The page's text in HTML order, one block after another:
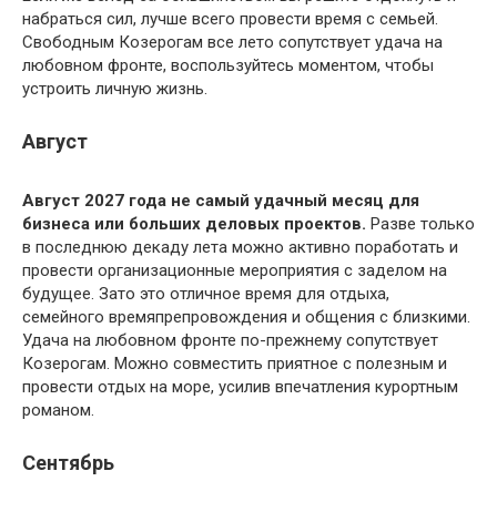
набраться сил, лучше всего провести время с семьей.
Свободным Козерогам все лето сопутствует удача на
любовном фронте, воспользуйтесь моментом, чтобы
устроить личную жизнь.
Август
Август 2027 года не самый удачный месяц для
бизнеса или больших деловых проектов. Разве только
в последнюю декаду лета можно активно поработать и
провести организационные мероприятия с заделом на
будущее. Зато это отличное время для отдыха,
семейного времяпрепровождения и общения с близкими.
Удача на любовном фронте по-прежнему сопутствует
Козерогам. Можно совместить приятное с полезным и
провести отдых на море, усилив впечатления курортным
романом.
Сентябрь